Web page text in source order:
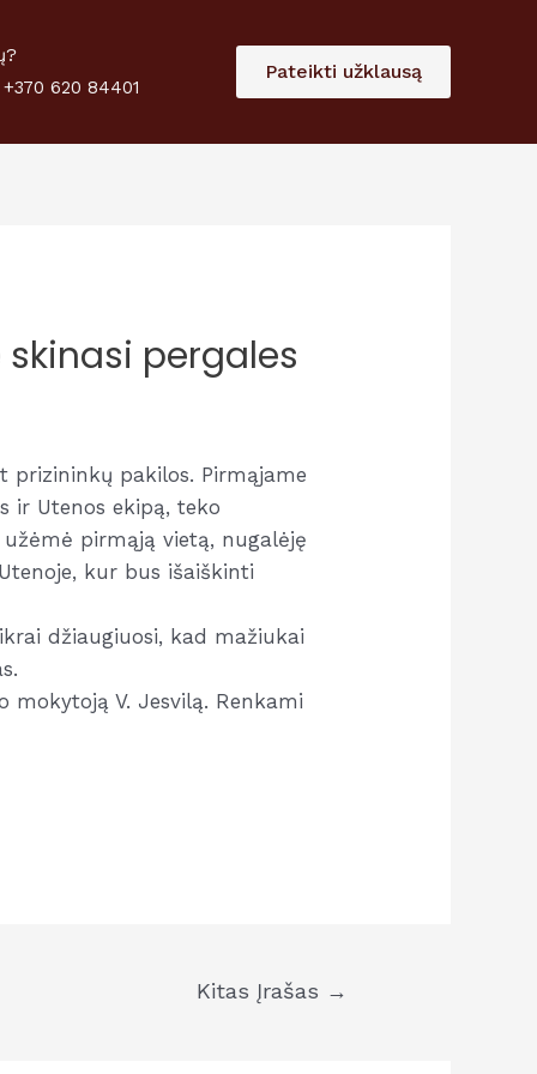
620 84401
Pateikti užklausą
pergales
prizininkų pakilos. Pirmąjame
ir Utenos ekipą, teko
pirmąją vietą, nugalėję
kur bus išaiškinti
džiaugiuosi, kad mažiukai
mokytoją V. Jesvilą. Renkami
Kitas Įrašas →
Skirti